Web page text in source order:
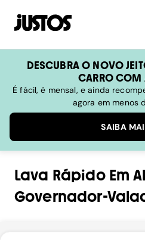
DESCUBRA O NOVO
CARRO COM
É fácil, é mensal, e ainda
agora em menos
SAIBA
Lava RápidoEm
Governador-